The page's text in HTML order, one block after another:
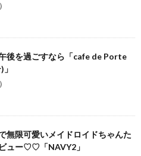
後を過ごすなら「cafe de Porte
無限可愛いメイドロイドちゃんた
ュー♡♡「NAVY2」